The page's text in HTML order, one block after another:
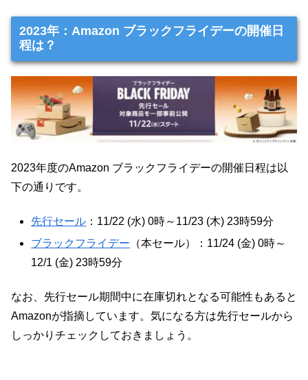
2023年：Amazon ブラックフライデーの開催日
程は？
2023年度のAmazon ブラックフライデーの開催日程は以
下の通りです。
先行セール ：11/22 (水) 0時～11/23 (木) 23時59分
ブラックフライデー （本セール）：11/24 (金) 0時～
12/1 (金) 23時59分
なお、先行セール期間中に在庫切れとなる可能性もあると
Amazonが指摘しています。気になる方は先行セールから
しっかりチェックしておきましょう。